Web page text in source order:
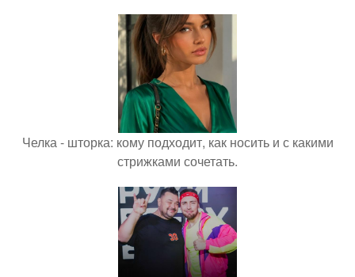
Челка - шторка: кому подходит, как носить и с какими
стрижками сочетать.